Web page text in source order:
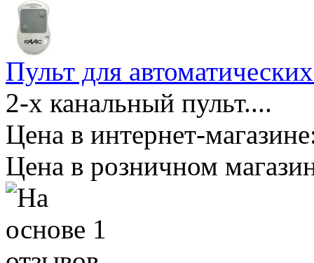
Пульт для
2-х канальный пульт....
Цена в интернет-
Цена в розничном